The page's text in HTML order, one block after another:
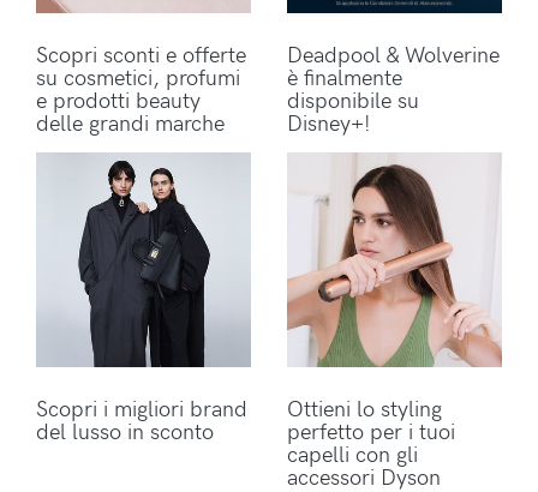
Scopri sconti e offerte
su cosmetici, profumi
e prodotti beauty
delle grandi marche
Deadpool & Wolverine
è finalmente
disponibile su
Disney+!
Scopri i migliori brand
del lusso in sconto
Ottieni lo styling
perfetto per i tuoi
capelli con gli
accessori Dyson